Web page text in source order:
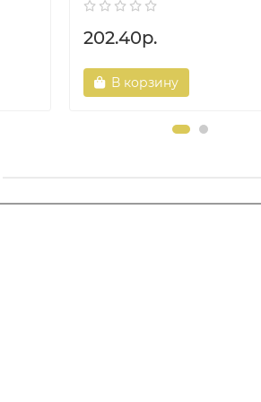
202.40р.
В корзину